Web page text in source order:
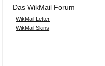
Das WikMail Forum
WikMail Letter
WikMail Skins